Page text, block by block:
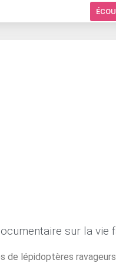
sur la
de lépidoptères